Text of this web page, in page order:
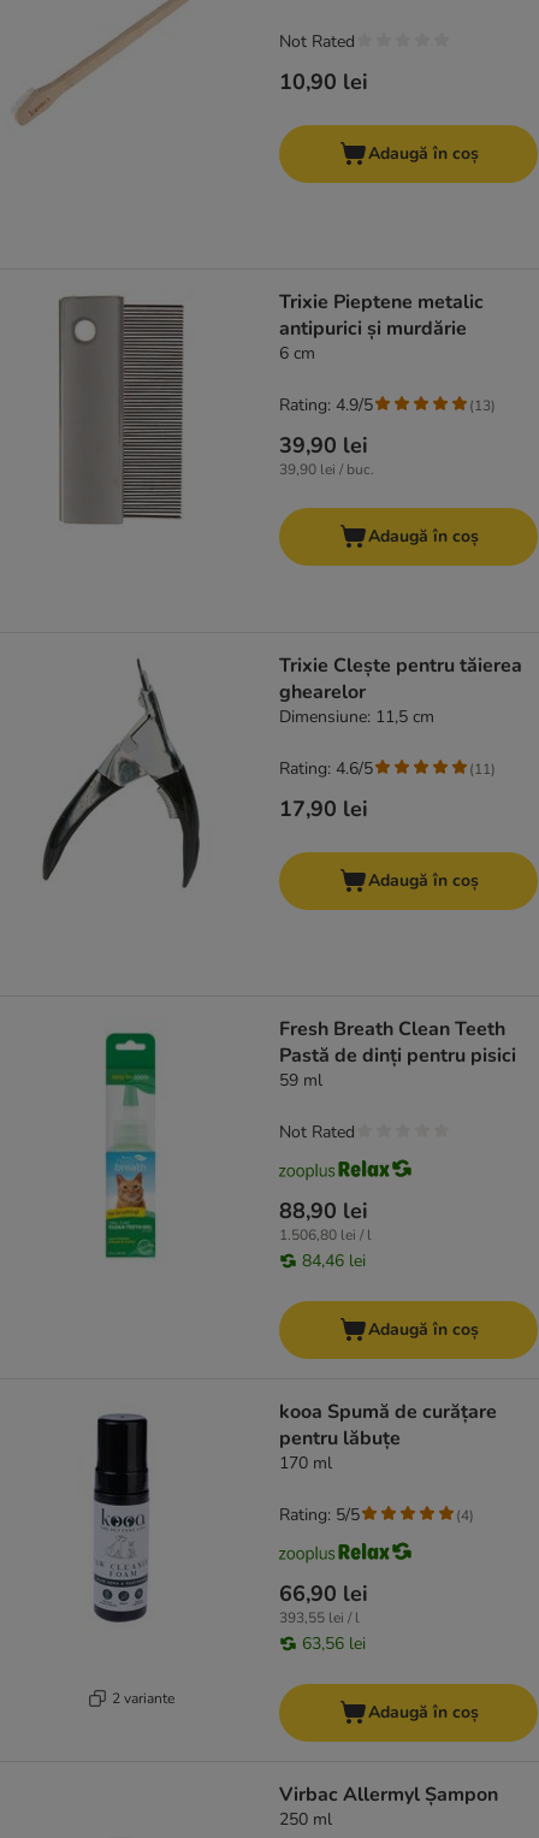
10,90 lei
Not Rated
Adaugă în coș
Trixie Pieptene metalic
antipurici și murdărie
6 cm
39,90 lei
39,90 lei / buc.
Rating: 4.9/5 (13)
Adaugă în coș
Trixie Clește pentru tăierea
ghearelor
Dimensiune: 11,5 cm
17,90 lei
Rating: 4.6/5 (11)
Adaugă în coș
Fresh Breath Clean Teeth
Pastă de dinți pentru pisici
59 ml
88,90 lei
1.506,80 lei / l
84,46 lei
Not Rated
Adaugă în coș
2 variante
kooa Spumă de curățare
pentru lăbuțe
170 ml
66,90 lei
393,55 lei / l
63,56 lei
Rating: 5/5 (4)
Adaugă în coș
Virbac Allermyl Șampon
250 ml